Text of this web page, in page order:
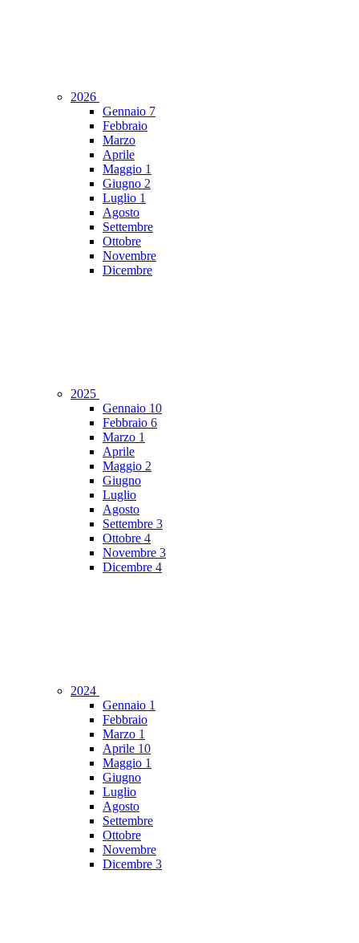
2026
Gennaio 7
Febbraio
Marzo
Aprile
Maggio 1
Giugno 2
Luglio 1
Agosto
Settembre
Ottobre
Novembre
Dicembre
2025
Gennaio 10
Febbraio 6
Marzo 1
Aprile
Maggio 2
Giugno
Luglio
Agosto
Settembre 3
Ottobre 4
Novembre 3
Dicembre 4
2024
Gennaio 1
Febbraio
Marzo 1
Aprile 10
Maggio 1
Giugno
Luglio
Agosto
Settembre
Ottobre
Novembre
Dicembre 3